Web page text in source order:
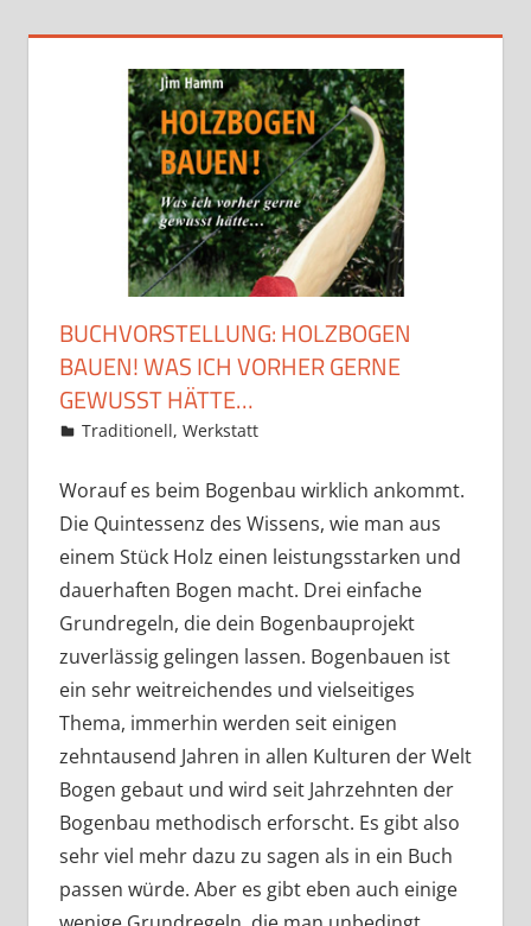
BUCHVORSTELLUNG: HOLZBOGEN
BAUEN! WAS ICH VORHER GERNE
GEWUSST HÄTTE…
15. Dezember 2018
Martina Berg
Traditionell,Werkstatt
Worauf es beim Bogenbau wirklich ankommt.
Die Quintessenz des Wissens, wie man aus
einem Stück Holz einen leistungsstarken und
dauerhaften Bogen macht. Drei einfache
Grundregeln, die dein Bogenbauprojekt
zuverlässig gelingen lassen. Bogenbauen ist
ein sehr weitreichendes und vielseitiges
Thema, immerhin werden seit einigen
zehntausend Jahren in allen Kulturen der Welt
Bogen gebaut und wird seit Jahrzehnten der
Bogenbau methodisch erforscht. Es gibt also
sehr viel mehr dazu zu sagen als in ein Buch
passen würde. Aber es gibt eben auch einige